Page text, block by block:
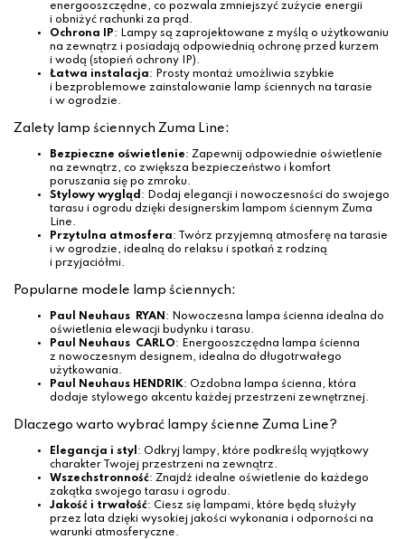
energooszczędne, co pozwala zmniejszyć zużycie energii
i obniżyć rachunki za prąd.
Ochrona IP: Lampy są zaprojektowane z myślą o użytkowaniu
na zewnątrz i posiadają odpowiednią ochronę przed kurzem
i wodą (stopień ochrony IP).
Łatwa instalacja: Prosty montaż umożliwia szybkie
i bezproblemowe zainstalowanie lamp ściennych na tarasie
i w ogrodzie.
Zalety lamp ściennych Zuma Line:
Bezpieczne oświetlenie: Zapewnij odpowiednie oświetlenie
na zewnątrz, co zwiększa bezpieczeństwo i komfort
poruszania się po zmroku.
Stylowy wygląd : Dodaj elegancji i nowoczesności do swojego
tarasu i ogrodu dzięki designerskim lampom ściennym Zuma
Line.
Przytulna atmosfera: Twórz przyjemną atmosferę na tarasie
i w ogrodzie, idealną do relaksu i spotkań z rodziną
i przyjaciółmi.
Popularne modele lamp ściennych:
Paul Neuhaus RYAN​ : Nowoczesna lampa ścienna idealna do
oświetlenia elewacji budynku i tarasu.
Paul Neuhaus CARLO​: Energooszczędna lampa ścienna
z nowoczesnym designem, idealna do długotrwałego
użytkowania.
Paul Neuhaus HENDRIK: Ozdobna lampa ścienna, która
dodaje stylowego akcentu każdej przestrzeni zewnętrznej.
Dlaczego warto wybrać lampy ścienne Zuma Line?
Elegancja i styl : Odkryj lampy, które podkreślą wyjątkowy
charakter Twojej przestrzeni na zewnątrz.
Wszechstronność: Znajdź idealne oświetlenie do każdego
zakątka swojego tarasu i ogrodu.
Jakość i trwałość: Ciesz się lampami, które będą służyły
przez lata dzięki wysokiej jakości wykonania i odporności na
warunki atmosferyczne.